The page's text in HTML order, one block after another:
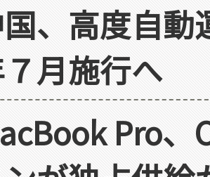
、高度自
月施行へ
Pro